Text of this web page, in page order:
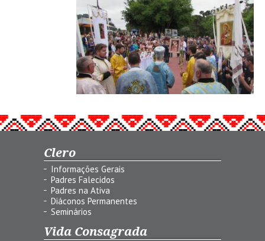
Clero
Informações Gerais
Padres Falecidos
Padres na Ativa
Diáconos Permanentes
Seminários
Vida Consagrada